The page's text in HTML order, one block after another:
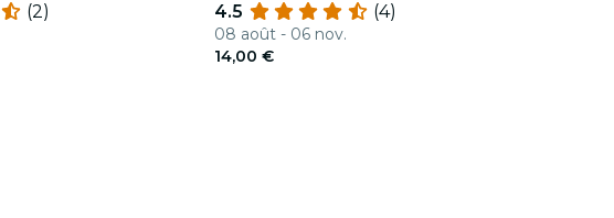
(2)
4.5
(4)
08 août - 06 nov.
14,00 €